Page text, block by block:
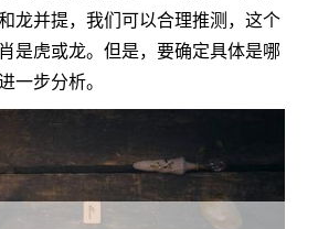
龙并提，我们可以合理推测，这个
是虎或龙。但是，要确定具体是哪
一步分析。